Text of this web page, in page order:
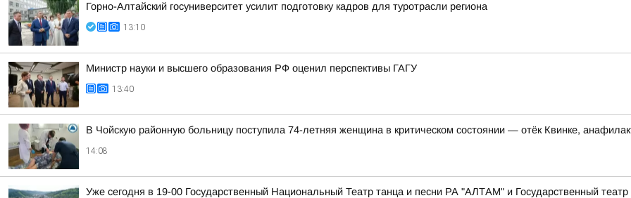
Горно-Алтайский госуниверситет усилит подготовку кадров для туротрасли региона
13:10
Министр науки и высшего образования РФ оценил перспективы ГАГУ
13:40
В Чойскую районную больницу поступила 74-летняя женщина в критическом состоянии — отёк Квинке,
14:08
Уже сегодня в 19-00 Государственный Национальный Театр танца и песни РА "АЛТАМ" и Государственный